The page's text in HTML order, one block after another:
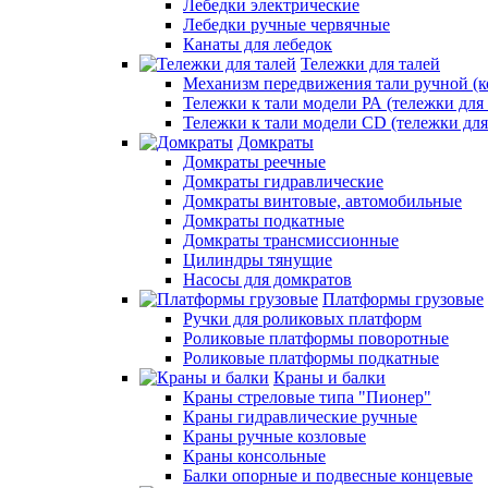
Лебедки электрические
Лебедки ручные червячные
Канаты для лебедок
Тележки для талей
Механизм передвижения тали ручной
Тележки к тали модели РА (тележки для
Тележки к тали модели CD (тележки
Домкраты
Домкраты реечные
Домкраты гидравлические
Домкраты винтовые, автомобильные
Домкраты подкатные
Домкраты трансмиссионные
Цилиндры тянущие
Насосы для домкратов
Платформы грузовые
Ручки для роликовых платформ
Роликовые платформы поворотные
Роликовые платформы подкатные
Краны и балки
Краны стреловые типа "Пионер"
Краны гидравлические ручные
Краны ручные козловые
Краны консольные
Балки опорные и подвесные концевые